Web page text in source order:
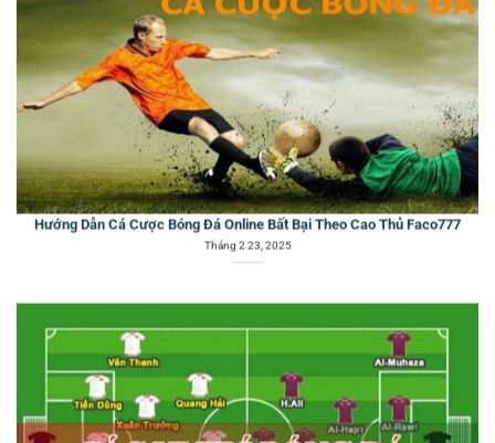
Hướng Dẫn Cá Cược Bóng Đá Online Bất Bại Theo Cao Thủ Faco777
Tháng 2 23, 2025
Các Vị Trí Trong Bóng Đá Faco777: Vai Trò Tầm Quan Trọng